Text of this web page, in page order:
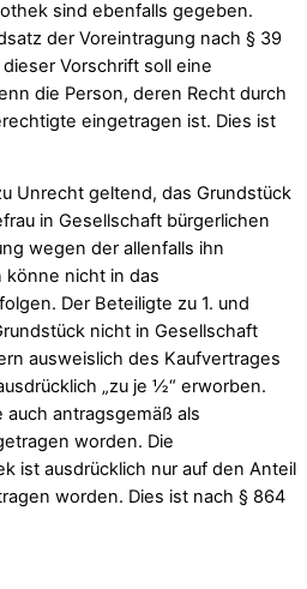
sind ebenfalls gegeben.
der Voreintragung nach § 39
Vorschrift soll eine
die Person, deren Recht durch
eingetragen ist. Dies ist
Unrecht geltend, das Grundstück
in Gesellschaft bürgerlichen
wegen der allenfalls ihn
nicht in das
Der Beteiligte zu 1. und
nicht in Gesellschaft
ausweislich des Kaufvertrages
„zu je ½“ erworben.
antragsgemäß als
worden. Die
ist ausdrücklich nur auf den Anteil
worden. Dies ist nach § 864